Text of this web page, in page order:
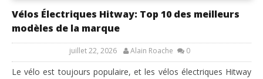
Vélos Électriques Hitway: Top 10 des meilleurs
modèles de la marque
juillet 22, 2026 Alain Roache 0
Le vélo est toujours populaire, et les vélos électriques Hitway